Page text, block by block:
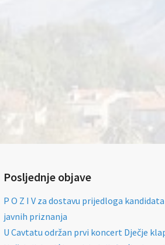
Posljednje objave
P O Z I V za dostavu prijedloga
javnih priznanja
U Cavtatu održan prvi koncert Dječje